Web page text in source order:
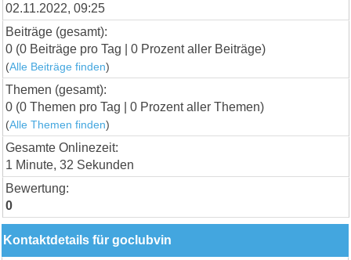
02.11.2022, 09:25
Beiträge (gesamt):
0 (0 Beiträge pro Tag | 0 Prozent aller Beiträge)
(Alle Beiträge finden)
Themen (gesamt):
0 (0 Themen pro Tag | 0 Prozent aller Themen)
(Alle Themen finden)
Gesamte Onlinezeit:
1 Minute, 32 Sekunden
Bewertung:
0
Kontaktdetails für goclubvin